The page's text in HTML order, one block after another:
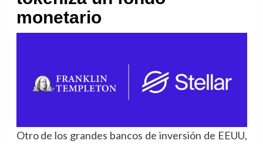
monetario
Otro de los grandes bancos de inversión de EEUU,